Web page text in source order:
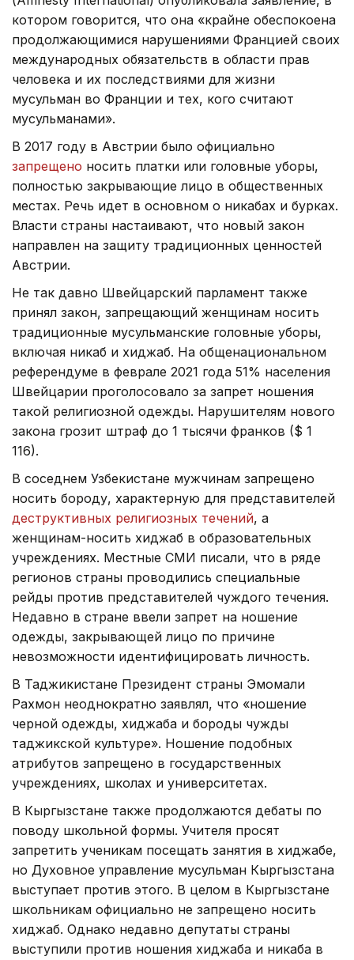
котором говорится, что она «крайне обеспокоена
продолжающимися нарушениями Францией своих
международных обязательств в области прав
человека и их последствиями для жизни
мусульман во Франции и тех, кого считают
мусульманами».
В 2017 году в Австрии было официально
запрещено носить платки или головные уборы,
полностью закрывающие лицо в общественных
местах. Речь идет в основном о никабах и бурках.
Власти страны настаивают, что новый закон
направлен на защиту традиционных ценностей
Австрии.
Не так давно Швейцарский парламент также
принял закон, запрещающий женщинам носить
традиционные мусульманские головные уборы,
включая никаб и хиджаб. На общенациональном
референдуме в феврале 2021 года 51% населения
Швейцарии проголосовало за запрет ношения
такой религиозной одежды. Нарушителям нового
закона грозит штраф до 1 тысячи франков ($ 1
116).
В соседнем Узбекистане мужчинам запрещено
носить бороду, характерную для представителей
деструктивных религиозных течений, а
женщинам-носить хиджаб в образовательных
учреждениях. Местные СМИ писали, что в ряде
регионов страны проводились специальные
рейды против представителей чуждого течения.
Недавно в стране ввели запрет на ношение
одежды, закрывающей лицо по причине
невозможности идентифицировать личность.
В Таджикистане Президент страны Эмомали
Рахмон неоднократно заявлял, что «ношение
черной одежды, хиджаба и бороды чужды
таджикской культуре». Ношение подобных
атрибутов запрещено в государственных
учреждениях, школах и университетах.
В Кыргызстане также продолжаются дебаты по
поводу школьной формы. Учителя просят
запретить ученикам посещать занятия в хиджабе,
но Духовное управление мусульман Кыргызстана
выступает против этого. В целом в Кыргызстане
школьникам официально не запрещено носить
хиджаб. Однако недавно депутаты страны
выступили против ношения хиджаба и никаба в